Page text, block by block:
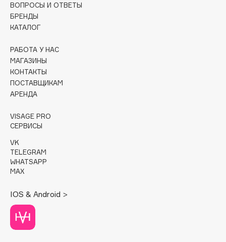
Davines
Deonica
Dior
Divage
Dolce & Gabbana
Dolomit
DP Daily Perfection
Dr.Althea
Dr.Ceuracle
DSD de Luxe
Dyson
ВОПРОСЫ И ОТВЕТЫ
БРЕНДЫ
КАТАЛОГ
РАБОТА У НАС
МАГАЗИНЫ
КОНТАКТЫ
ПОСТАВЩИКАМ
АРЕНДА
VISAGE PRO
СЕРВИСЫ
VK
TELEGRAM
WHATSAPP
MAX
IOS & Android >